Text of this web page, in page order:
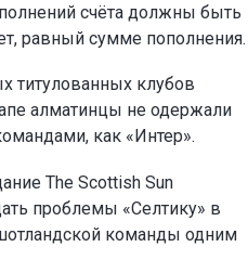
счёта должны быть
равный сумме пополнения.
титулованных клубов
алматинцы не одержали
как «Интер».
The Scottish Sun
проблемы «Селтику» в
команды одним